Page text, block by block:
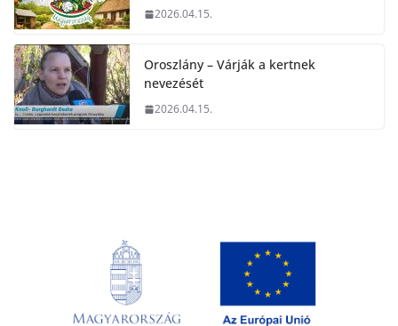
2026.04.15.
Oroszlány – Várják a kertnek
nevezését
2026.04.15.